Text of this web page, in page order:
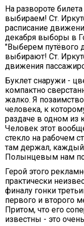
На развороте
выбираем! Ст.
расписание
декабря выборы в
"Выберем путёвого
выбирают! Ст.
движения
Буклет снаружи -
компактно
жалко. Я
человека, к
раздаче в одном из
Человек этот
стекло на рабочем
там держал, каждый
Полынцевым нам
Герой этого
практически
финалу гонки
первого и второго
Притом, что его
известны - это